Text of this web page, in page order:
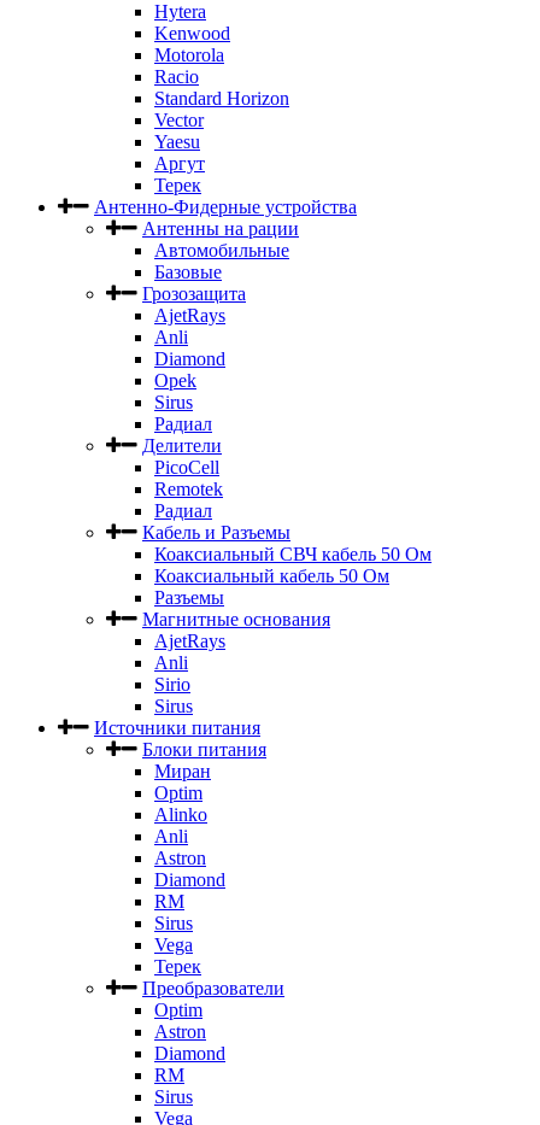
Hytera
Kenwood
Motorola
Racio
Standard Horizon
Vector
Yaesu
Аргут
Терек
Антенно-Фидерные устройства
Антенны на рации
Автомобильные
Базовые
Грозозащита
AjetRays
Anli
Diamond
Opek
Sirus
Радиал
Делители
PicoCell
Remotek
Радиал
Кабель и Разъемы
Коаксиальный СВЧ кабель 50 Ом
Коаксиальный кабель 50 Ом
Разъемы
Магнитные основания
AjetRays
Anli
Sirio
Sirus
Источники питания
Блоки питания
Миран
Optim
Alinko
Anli
Astron
Diamond
RM
Sirus
Vega
Терек
Преобразователи
Optim
Astron
Diamond
RM
Sirus
Vega